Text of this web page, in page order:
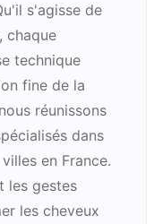
s'agisse de
, chaque
technique
fine de la
réunissons
dans
en France.
les gestes
les cheveux